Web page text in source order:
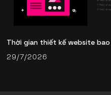
Thời gian thiết kế website
29/7/2026